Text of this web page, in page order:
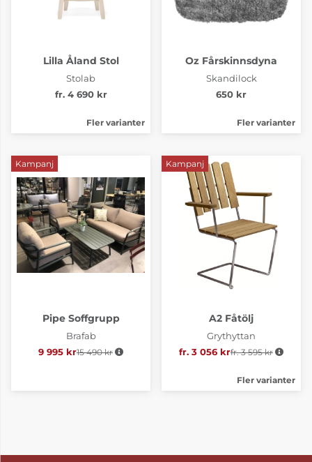
Lilla Åland Stol
Stolab
fr. 4 690 kr
Fler varianter
Oz Fårskinnsdyna
Skandilock
650 kr
Fler varianter
Kampanj
Pipe Soffgrupp
Brafab
9 995 kr Ordinarie pris:
15 490 kr
Kampanj
A2 Fåtölj
Grythyttan
fr. 3 056 krOrdinarie pris:
fr. 3 595 kr
Fler varianter